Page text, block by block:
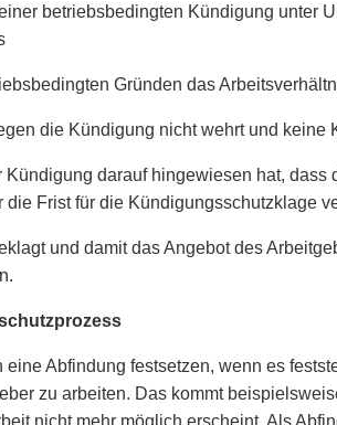
betriebsbedingten Kündigung unter
Gründen das
die Kündigung nicht wehrt und keine
Kündigung darauf hingewiesen hat,
die Frist für die Kündigungsschutzklage
und damit das Angebot des
Abfindung festsetzen, wenn es
zu arbeiten. Das kommt
nicht mehr möglich erscheint. Als